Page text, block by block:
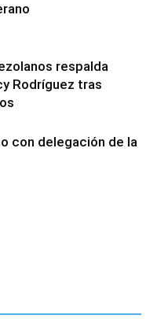
respalda
Rodríguez tras
con delegación de la